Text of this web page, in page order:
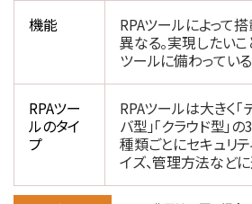
機能
RPAツールによって
異なる。実現したい
ツールに備わってい
RPAツー
ルのタイ
プ
RPAツールは大きく「
バ型」「クラウド型」
種類ごとにセキュリ
イズ、管理方法など